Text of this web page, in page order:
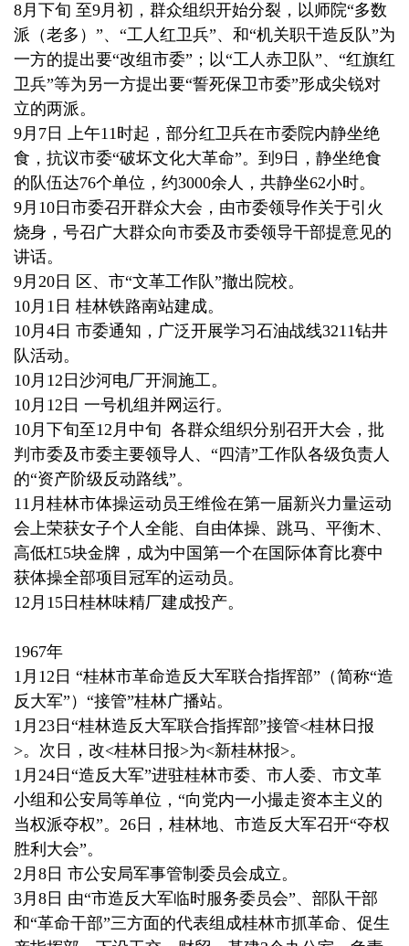
8月下旬 至9月初，群众组织开始分裂，以师院“多数
派（老多）”、“工人红卫兵”、和“机关职干造反队”为
一方的提出要“改组市委”；以“工人赤卫队”、“红旗红
卫兵”等为另一方提出要“誓死保卫市委”形成尖锐对
立的两派。
9月7日 上午11时起，部分红卫兵在市委院内静坐绝
食，抗议市委“破坏文化大革命”。到9日，静坐绝食
的队伍达76个单位，约3000余人，共静坐62小时。
9月10日市委召开群众大会，由市委领导作关于引火
烧身，号召广大群众向市委及市委领导干部提意见的
讲话。
9月20日 区、市“文革工作队”撤出院校。
10月1日 桂林铁路南站建成。
10月4日 市委通知，广泛开展学习石油战线3211钻井
队活动。
10月12日沙河电厂开洞施工。
10月12日 一号机组并网运行。
10月下旬至12月中旬 各群众组织分别召开大会，批
判市委及市委主要领导人、“四清”工作队各级负责人
的“资产阶级反动路线”。
11月桂林市体操运动员王维俭在第一届新兴力量运动
会上荣获女子个人全能、自由体操、跳马、平衡木、
高低杠5块金牌，成为中国第一个在国际体育比赛中
获体操全部项目冠军的运动员。
12月15日桂林味精厂建成投产。
1967年
1月12日 “桂林市革命造反大军联合指挥部”（简称“造
反大军”）“接管”桂林广播站。
1月23日“桂林造反大军联合指挥部”接管<桂林日报
>。次日，改<桂林日报>为<新桂林报>。
1月24日“造反大军”进驻桂林市委、市人委、市文革
小组和公安局等单位，“向党内一小撮走资本主义的
当权派夺权”。26日，桂林地、市造反大军召开“夺权
胜利大会”。
2月8日 市公安局军事管制委员会成立。
3月8日 由“市造反大军临时服务委员会”、部队干部
和“革命干部”三方面的代表组成桂林市抓革命、促生